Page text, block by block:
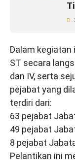
Dalam kegiatan
ST secara
dan IV, serta
pejabat yang
terdiri dari:
63 pejabat
49 pejabat
8 pejabat
Pelantikan ini